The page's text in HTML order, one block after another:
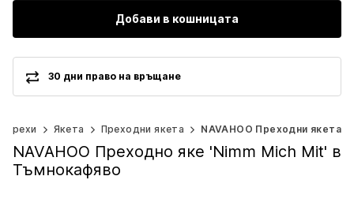
Добави в кошницата
30 дни право на връщане
Дрехи Якета Преходни якета NAVAHOO Преходни якета
NAVAHOO Преходно яке 'Nimm Mich Mit' в
Тъмнокафяво